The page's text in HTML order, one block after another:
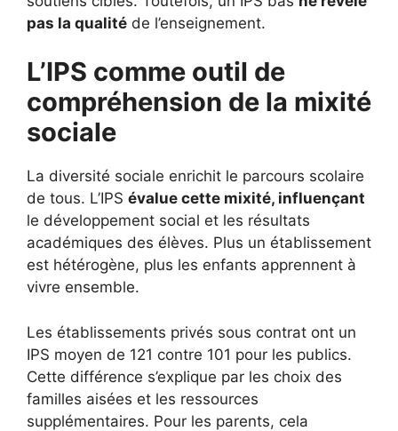
pas la qualité de l’enseignement.
L’IPS comme outil de
compréhension de la mixité
sociale
La diversité sociale enrichit le parcours scolaire
de tous. L’IPS évalue cette mixité, influençant
le développement social et les résultats
académiques des élèves. Plus un établissement
est hétérogène, plus les enfants apprennent à
vivre ensemble.
Les établissements privés sous contrat ont un
IPS moyen de 121 contre 101 pour les publics.
Cette différence s’explique par les choix des
familles aisées et les ressources
supplémentaires. Pour les parents, cela